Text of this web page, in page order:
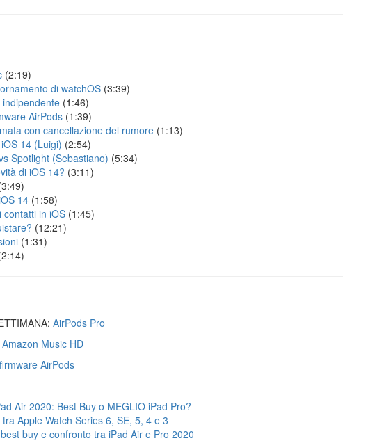
(2:19)
di watchOS (3:39)
(1:46)
AirPods (1:39)
con cancellazione del rumore (1:13)
14 (Luigi) (2:54)
Spotlight (Sebastiano) (5:34)
di iOS 14? (3:11)
14 (1:58)
contatti in iOS (1:45)
(12:21)
(1:31)
AirPods Pro
Music HD
AirPods
Air 2020: Best Buy o MEGLIO iPad Pro?
Apple Watch Series 6, SE, 5, 4 e 3
buy e confronto tra iPad Air e Pro 2020